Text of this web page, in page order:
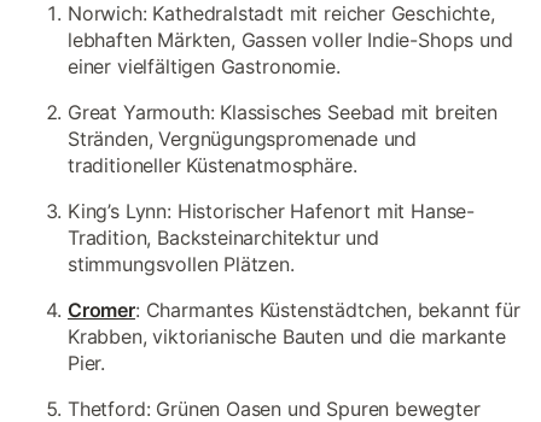
Norwich: Kathedralstadt mit reicher Geschichte,
lebhaften Märkten, Gassen voller Indie-Shops und
einer vielfältigen Gastronomie.
Great Yarmouth: Klassisches Seebad mit breiten
Stränden, Vergnügungspromenade und
traditioneller Küstenatmosphäre.
King’s Lynn: Historischer Hafenort mit Hanse-
Tradition, Backsteinarchitektur und
stimmungsvollen Plätzen.
Cromer: Charmantes Küstenstädtchen, bekannt für
Krabben, viktorianische Bauten und die markante
Pier.
Thetford: Grünen Oasen und Spuren bewegter